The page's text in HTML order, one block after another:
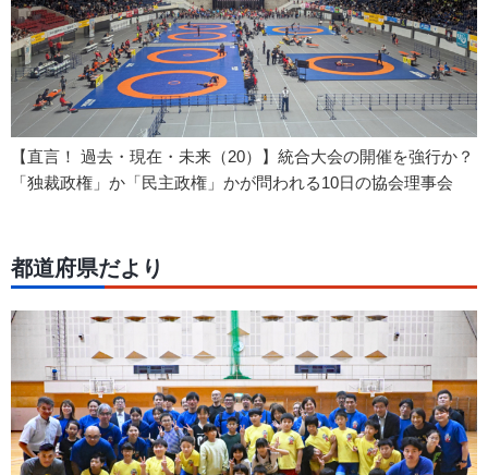
【直言！ 過去・現在・未来（20）】統合大会の開催を強行か？
「独裁政権」か「民主政権」かが問われる10日の協会理事会
都道府県だより